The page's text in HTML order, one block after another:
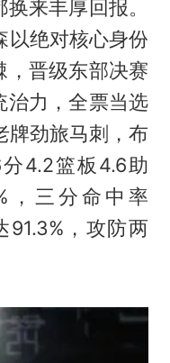
来丰厚回报。
绝对核心身份
，晋级东部决赛
治力，全票当选
牌劲旅马刺，布
4.2篮板4.6助
，三分命中率
91.3%，攻防两